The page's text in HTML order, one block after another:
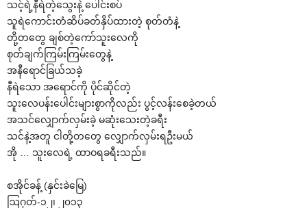
သင့်ရဲ့နီရဲတဲ့‌သွေးနဲ့ ‌ပေါင်းစပ်
သူရဲ‌ကောင်းတံဆိပ်ခတ်နှိပ်ထားတဲ့ စုတ်တံနဲ့
တို့တ‌တွေ ချစ်တဲ့‌ကော်သူး‌လေကို
စုတ်ချက်ကြမ်းကြမ်း‌တွေနဲ့
အနီ‌ရောင်ခြယ်သခဲ့
နီရဲ‌သော အ‌ရောင်ကို ပိုင်ဆိုင်တဲ့
သူး‌လေပန်း‌ပေါင်းများစွာကိုလည်း ပွင့်လန်း‌စေခဲ့တယ်
အသင်‌လျှောက်လှမ်းခဲ့ မဆုံး‌သေးတဲ့ခရီး
သင်နဲ့အတူ ငါတို့တ‌တွေ ‌လျှောက်လှမ်းရဦးမယ်
အို … သူး‌လေရဲ့ ထာဝရခရီးသည်။
စအိုင်ခန့် (နှင်းခဲ‌မြေ)
ဩဂုတ်-၁၂၊ ၂၀၁၃